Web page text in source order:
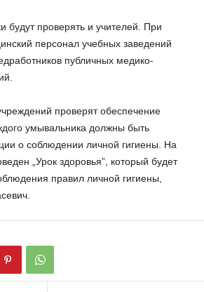
будут проверять и учителей
При
персонал учебных заведений
публичных медико-
проверят обеспечение
умывальника должны быть
о соблюдении личной гигиены. На
Урок здоровья”, который будет
правил личной гигиены,